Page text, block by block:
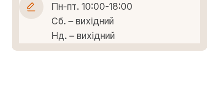
Пн-пт. 10:00-18:00
Сб. – вихідний
Нд. – вихідний